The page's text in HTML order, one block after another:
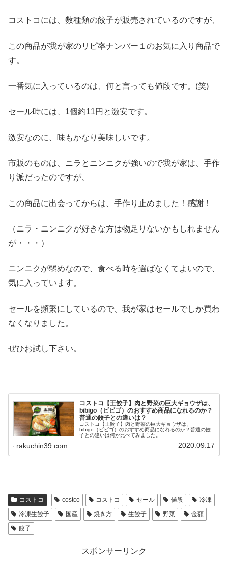
コストコには、数種類の餃子が販売されているのですが、
この商品が我が家のリピ率ナンバー１のお気に入り商品で
す。
一番気に入っているのは、何と言っても値段です。(笑)
セール時には、1個約11円と激安です。
激安なのに、味もかなり美味しいです。
市販のものは、ニラとニンニクが強いので我が家は、手作
り派だったのですが、
この商品に出会ってからは、手作り止めました！感謝！
（ニラ・ニンニクが好きな方は物足りないかもしれません
が・・・）
ニンニクが弱めなので、食べる時を選ばなくてよいので、
気に入っています。
セールを頻繁にしているので、我が家はセールでしか買わ
なくなりました。
ぜひお試し下さい。
コストコ【王餃子】肉と野菜の巨大ギョウザは、
bibigo（ビビゴ）のおすすめ商品になれるのか？
普通の餃子との違いは？
コストコ【王餃子】肉と野菜の巨大ギョウザは、
bibigo（ビビゴ）のおすすめ商品になれるのか？普通の餃
子との違いは何か比べてみました。
rakuchin39.com 2020.09.17
コストコ costco コストコ セール 値段
冷凍
冷凍生餃子
国産 焼き方 生餃子 野菜
金額
餃子
スポンサーリンク